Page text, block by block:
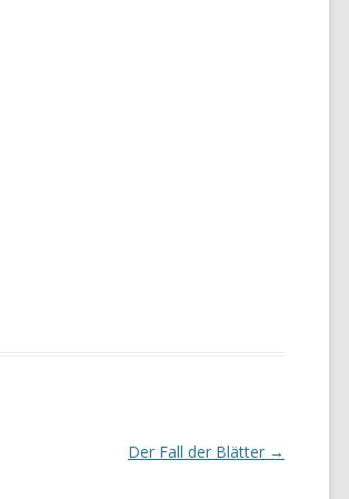
Der Fall der Blätter →